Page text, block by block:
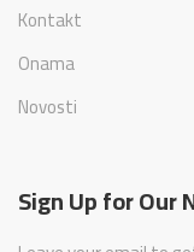
Kontakt
Onama
Novosti
Sign Up for Our